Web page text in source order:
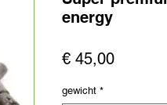
energy
€ 45,00Prijs
gewicht *